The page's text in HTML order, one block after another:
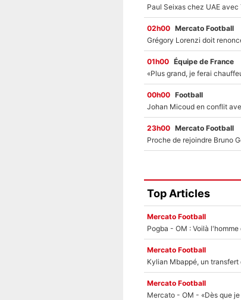
02h00 Mercato Football
01h00 Équipe de France
00h00 Football
23h00 Mercato Football
Top Articles
Mercato Football
Pogba - OM : Voilà
Mercato Football
Kylian Mbappé, un
Mercato Football